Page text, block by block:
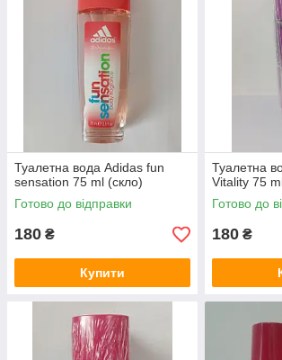
Туалетна вода Adidas fun
sensation 75 ml (скло)
Готово до відправки
180 ₴
Купити
Туалетна
Vitality 75
Готово до
180 ₴